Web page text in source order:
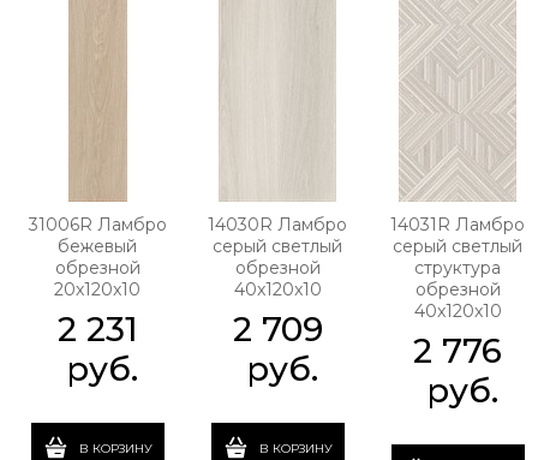
31006R Ламбро
бежевый
обрезной
20x120x10
2 231
руб.
В КОРЗИНУ
14030R Ламбро
серый светлый
обрезной
40x120x10
2 709
руб.
В КОРЗИНУ
14031R Ламбро
серый светлый
структура
обрезной
40x120x10
2 776
руб.